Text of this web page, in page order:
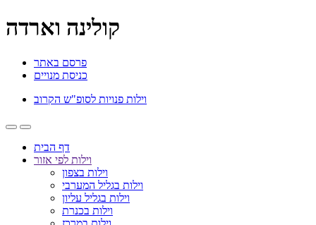
קולינה וארדה
פרסם באתר
כניסת מנויים
וילות פנויות לסופ"ש הקרוב
דף הבית
וילות לפי אזור
וילות בצפון
וילות בגליל המערבי
וילות בגליל עליון
וילות בכנרת